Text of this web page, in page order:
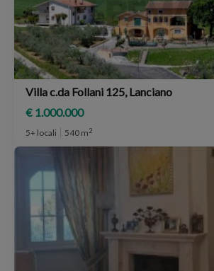
Villa c.da Follani 125, Lanciano
€ 1.000.000
5+ locali 540 m2